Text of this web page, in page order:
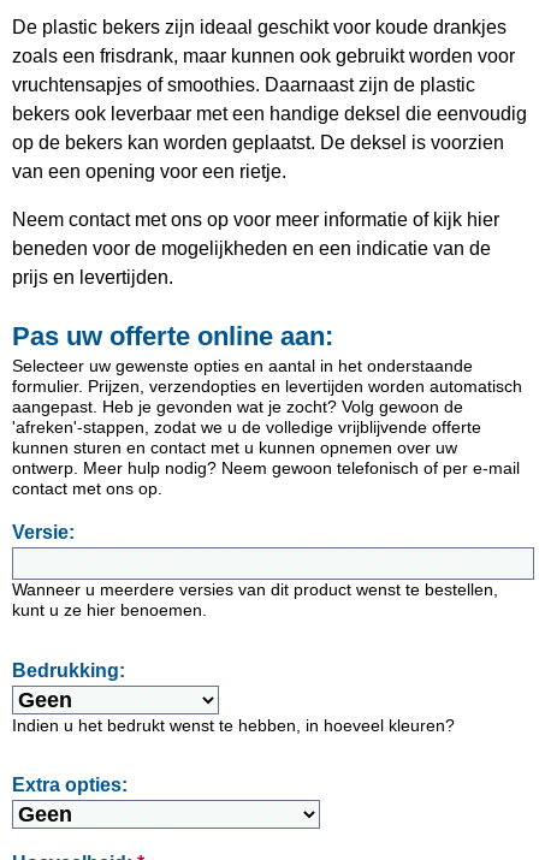
De plastic bekers zijn ideaal geschikt voor koude drankjes
zoals een frisdrank, maar kunnen ook gebruikt worden voor
vruchtensapjes of smoothies. Daarnaast zijn de plastic
bekers ook leverbaar met een handige deksel die eenvoudig
op de bekers kan worden geplaatst. De deksel is voorzien
van een opening voor een rietje.
Neem contact met ons op voor meer informatie of kijk hier
beneden voor de mogelijkheden en een indicatie van de
prijs en levertijden.
Pas uw offerte online aan:
Selecteer uw gewenste opties en aantal in het onderstaande
formulier. Prijzen, verzendopties en levertijden worden automatisch
aangepast. Heb je gevonden wat je zocht? Volg gewoon de
'afreken'-stappen, zodat we u de volledige vrijblijvende offerte
kunnen sturen en contact met u kunnen opnemen over uw
ontwerp. Meer hulp nodig? Neem gewoon telefonisch of per e-mail
contact met ons op.
Versie:
Wanneer u meerdere versies van dit product wenst te bestellen,
kunt u ze hier benoemen.
Bedrukking:
Indien u het bedrukt wenst te hebben, in hoeveel kleuren?
Extra opties: